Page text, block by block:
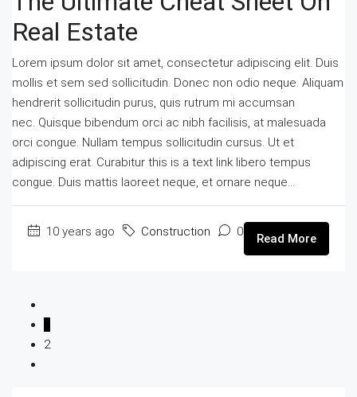
Real Estate
Lorem ipsum dolor sit amet, consectetur adipiscing elit. Duis
mollis et sem sed sollicitudin. Donec non odio neque. Aliquam
hendrerit sollicitudin purus, quis rutrum mi accumsan
nec. Quisque bibendum orci ac nibh facilisis, at malesuada
orci congue. Nullam tempus sollicitudin cursus. Ut et
adipiscing erat. Curabitur this is a text link libero tempus
congue. Duis mattis laoreet neque, et ornare neque...
10 years ago Construction 0 Read More
2